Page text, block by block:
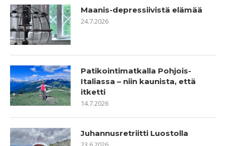
Maanis-depressiivistä elämää
24.7.2026
Patikointimatkalla Pohjois-
Italiassa – niin kaunista, että
itketti
14.7.2026
Juhannusretriitti Luostolla